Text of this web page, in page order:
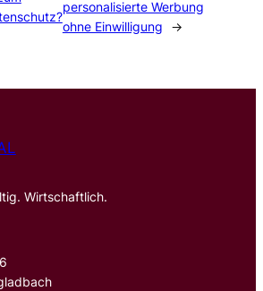
personalisierte Werbung
ohne Einwilligung
→
Wirtschaftlich.